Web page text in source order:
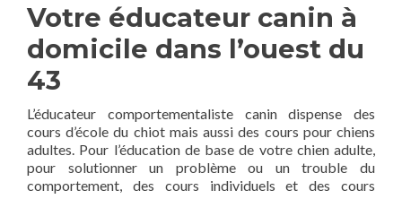
Votre éducateur canin à
domicile dans l’ouest du
43
L’éducateur comportementaliste canin dispense des
cours d’école du chiot mais aussi des cours pour chiens
adultes. Pour l’éducation de base de votre chien adulte,
pour solutionner un problème ou un trouble du
comportement, des cours individuels et des cours